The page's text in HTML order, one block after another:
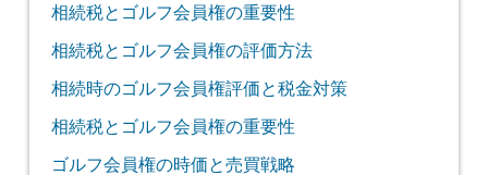
相続税とゴルフ会員権の重要性
相続税とゴルフ会員権の評価方法
相続時のゴルフ会員権評価と税金対策
相続税とゴルフ会員権の重要性
ゴルフ会員権の時価と売買戦略